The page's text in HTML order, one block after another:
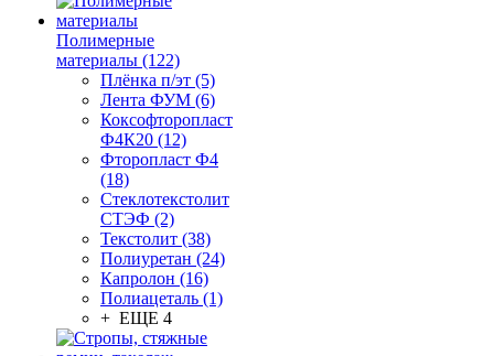
Полимерные
материалы (122)
Плёнка п/эт (5)
Лента ФУМ (6)
Коксофторопласт
Ф4К20 (12)
Фторопласт Ф4
(18)
Стеклотекстолит
СТЭФ (2)
Текстолит (38)
Полиуретан (24)
Капролон (16)
Полиацеталь (1)
+ ЕЩЕ 4